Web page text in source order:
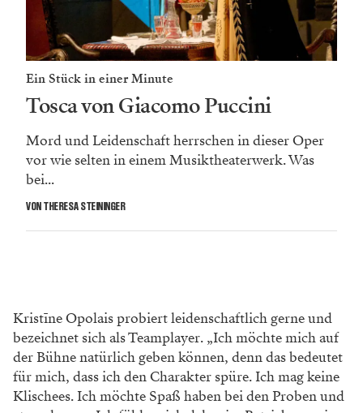
Ein Stück in einer Minute
Tosca von Giacomo Puccini
Mord und Leidenschaft herrschen in dieser Oper
vor wie selten in einem Musiktheaterwerk. Was
bei...
VON THERESA STEININGER
Kristīne Opolais probiert leidenschaftlich gerne und
bezeichnet sich als Teamplayer. „Ich möchte mich auf
der Bühne natürlich geben können, denn das bedeutet
für mich, dass ich den Charakter spüre. Ich mag keine
Klischees. Ich möchte Spaß haben bei den Proben und